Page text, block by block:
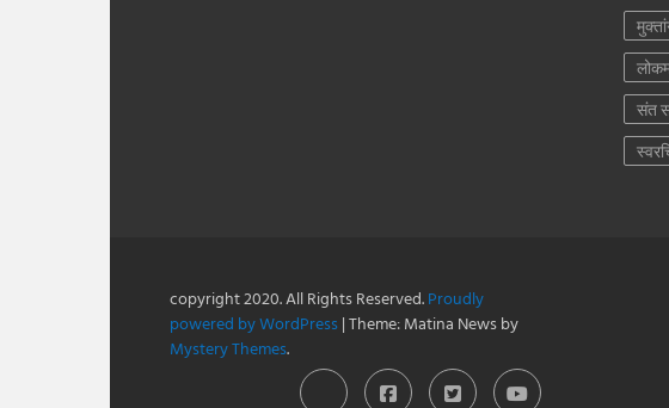
संत
copyright 2020. All Rights Reserved.Proudly
powered by WordPress|Theme: Matina News by
Mystery Themes.